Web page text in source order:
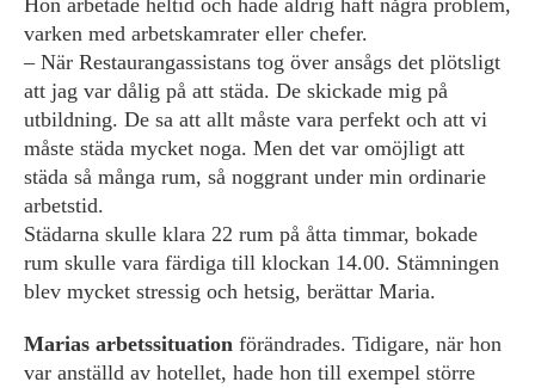
Hon arbetade heltid och hade aldrig haft några problem,
varken med arbetskamrater eller chefer.
– När Restaurangassistans tog över ansågs det plötsligt
att jag var dålig på att städa. De skickade mig på
utbildning. De sa att allt måste vara perfekt och att vi
måste städa mycket noga. Men det var omöjligt att
städa så många rum, så noggrant under min ordinarie
arbetstid.
Städarna skulle klara 22 rum på åtta timmar, bokade
rum skulle vara färdiga till klockan 14.00. Stämningen
blev mycket stressig och hetsig, berättar Maria.
Marias arbetssituation förändrades. ­Tidigare, när hon
var anställd av hotellet, hade hon till exempel större